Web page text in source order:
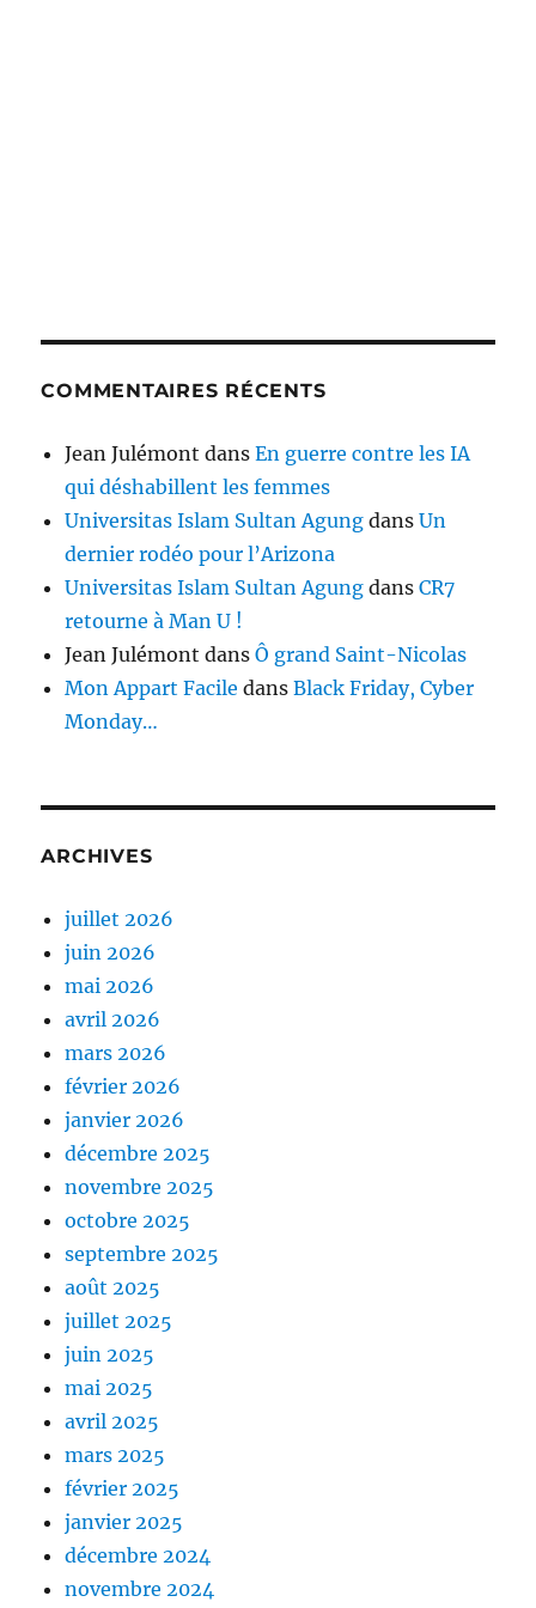
COMMENTAIRES RÉCENTS
Jean Julémont dansEn guerre contre les IA
qui déshabillent les femmes
Universitas Islam Sultan Agung dansUn
dernier rodéo pour l’Arizona
Universitas Islam Sultan Agung dansCR7
retourne à Man U !
Jean Julémont dansÔ grand Saint-Nicolas
Mon Appart Facile dansBlack Friday, Cyber
Monday…
ARCHIVES
juillet 2026
juin 2026
mai 2026
avril 2026
mars 2026
février 2026
janvier 2026
décembre 2025
novembre 2025
octobre 2025
septembre 2025
août 2025
juillet 2025
juin 2025
mai 2025
avril 2025
mars 2025
février 2025
janvier 2025
décembre 2024
novembre 2024